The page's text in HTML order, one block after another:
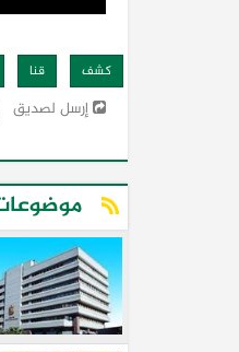
كشف قنا
إرسل لصديق